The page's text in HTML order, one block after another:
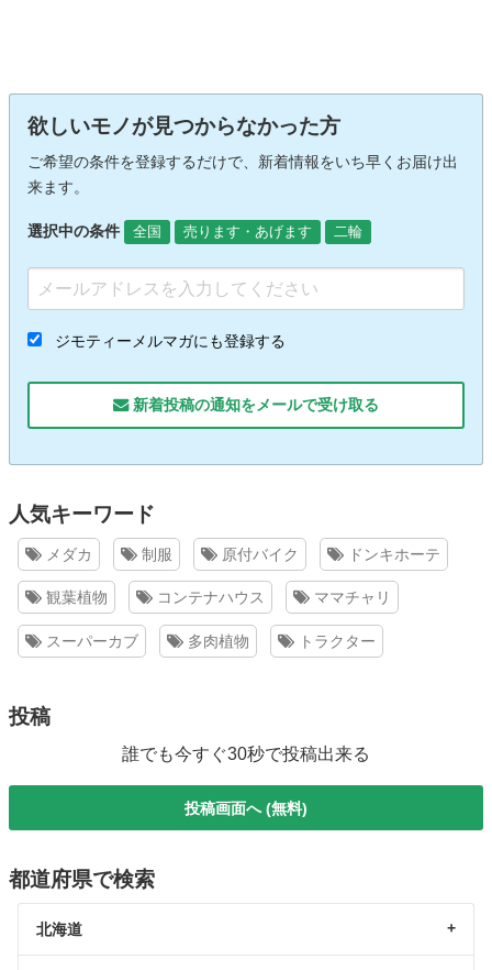
欲しいモノが見つからなかった方
ご希望の条件を登録するだけで、新着情報をいち早くお届け出
来ます。
選択中の条件 全国 売ります・あげます 二輪
ジモティーメルマガにも登録する
新着投稿の通知をメールで受け取る
人気キーワード
メダカ 制服 原付バイク ドンキホーテ
観葉植物 コンテナハウス ママチャリ
スーパーカブ 多肉植物 トラクター
投稿
誰でも今すぐ30秒で投稿出来る
投稿画面へ (無料)
都道府県で検索
北海道